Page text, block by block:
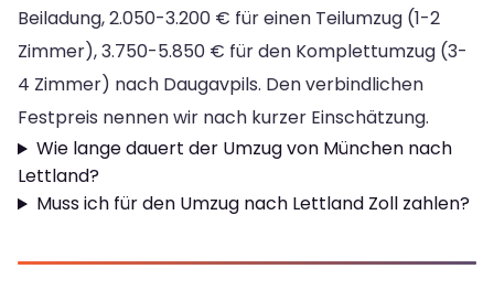
Beiladung, 2.050-3.200 € für einen Teilumzug (1-2
Zimmer), 3.750-5.850 € für den Komplettumzug (3-
4 Zimmer) nach Daugavpils. Den verbindlichen
Festpreis nennen wir nach kurzer Einschätzung.
Wie lange dauert der Umzug von München nach
Lettland?
Muss ich für den Umzug nach Lettland Zoll zahlen?